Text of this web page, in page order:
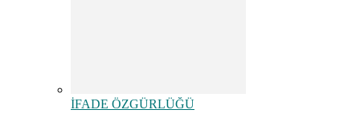
İFADE ÖZGÜRLÜĞÜ